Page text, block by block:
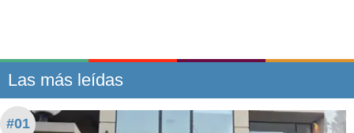
Las más leídas
#01